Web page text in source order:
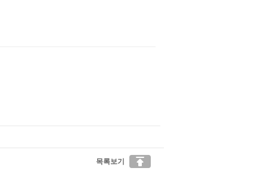
목록보기 